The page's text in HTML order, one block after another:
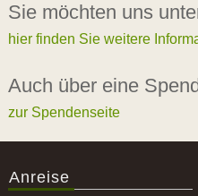
Sie möchten uns
hier finden Sie weitere
Auch über eine
zur Spendenseite
Anreise